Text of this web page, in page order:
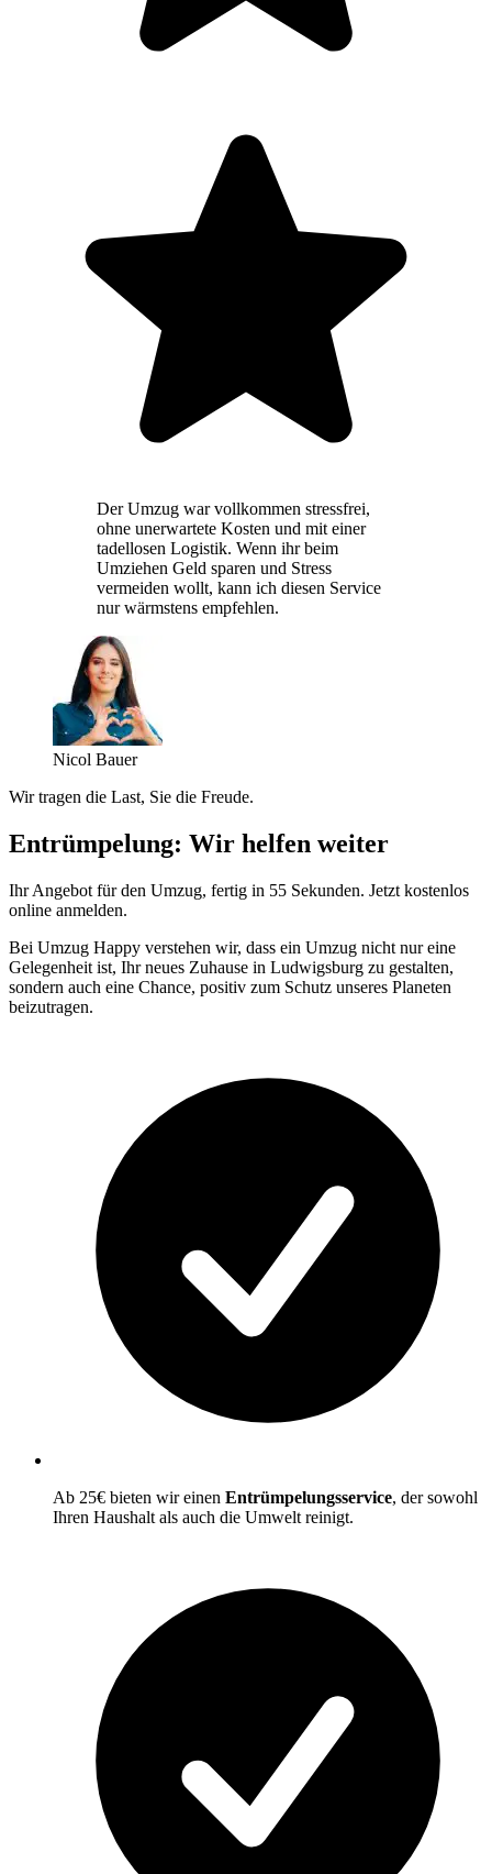
Der Umzug war vollkommen stressfrei,
ohne unerwartete Kosten und mit einer
tadellosen Logistik. Wenn ihr beim
Umziehen Geld sparen und Stress
vermeiden wollt, kann ich diesen Service
nur wärmstens empfehlen.
Nicol Bauer
Wir tragen die Last, Sie die Freude.
Entrümpelung: Wir helfen weiter
Ihr Angebot für den Umzug, fertig in 55 Sekunden. Jetzt kostenlos
online anmelden.
Bei Umzug Happy verstehen wir, dass ein Umzug nicht nur eine
Gelegenheit ist, Ihr neues Zuhause in Ludwigsburg zu gestalten,
sondern auch eine Chance, positiv zum Schutz unseres Planeten
beizutragen.
Ab 25€ bieten wir einen Entrümpelungsservice, der sowohl
Ihren Haushalt als auch die Umwelt reinigt.